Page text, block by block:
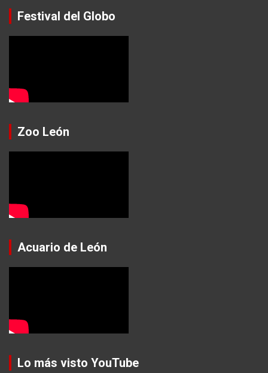
Festival del Globo
Zoo León
Acuario de León
Lo más visto YouTube